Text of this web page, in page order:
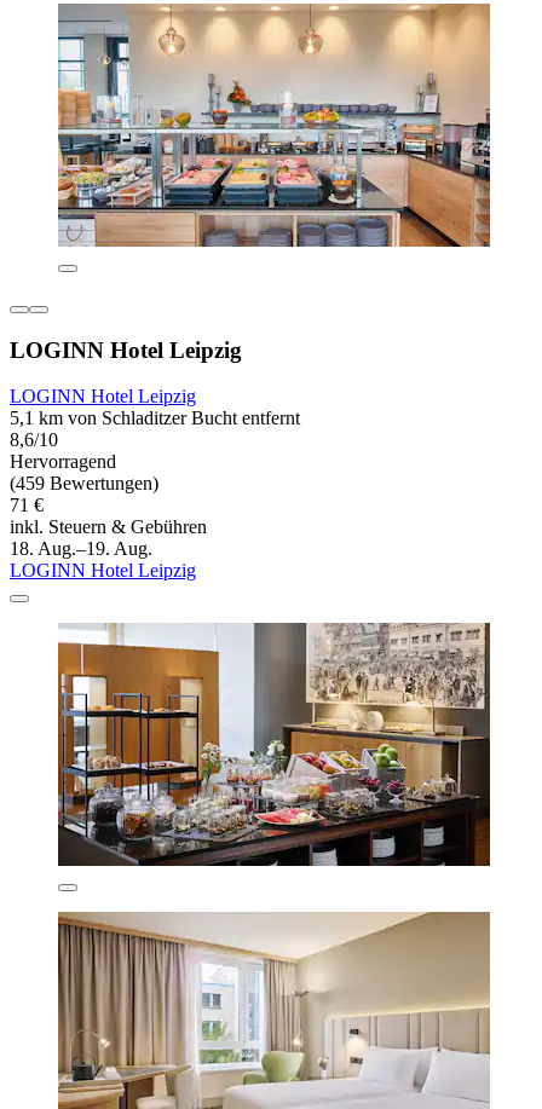
LOGINN Hotel Leipzig
LOGINN Hotel Leipzig
5,1 km von Schladitzer Bucht entfernt
8,6/10
Hervorragend
(459 Bewertungen)
71 €
inkl. Steuern & Gebühren
18. Aug.–19. Aug.
LOGINN Hotel Leipzig